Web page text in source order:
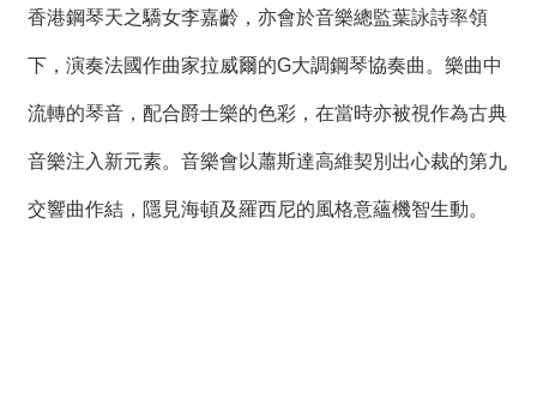
香港鋼琴天之驕女李嘉齡，亦會於音樂總監葉詠詩率領
下，演奏法國作曲家拉威爾的G大調鋼琴協奏曲。樂曲中
流轉的琴音，配合爵士樂的色彩，在當時亦被視作為古典
音樂注入新元素。音樂會以蕭斯達高維契別出心裁的第九
交響曲作結，隱見海頓及羅西尼的風格意蘊機智生動。